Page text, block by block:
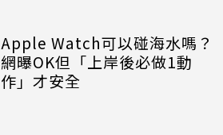
Apple Watch可以碰海水嗎？
網曝OK但「上岸後必做1動
作」才安全